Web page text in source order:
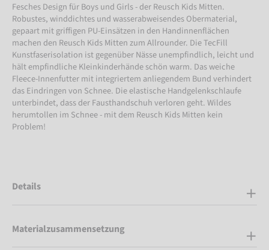
Fesches Design für Boys und Girls - der Reusch Kids Mitten.
Robustes, winddichtes und wasserabweisendes Obermaterial,
gepaart mit griffigen PU-Einsätzen in den Handinnenflächen
machen den Reusch Kids Mitten zum Allrounder. Die TecFill
Kunstfaserisolation ist gegenüber Nässe unempfindlich, leicht und
hält empfindliche Kleinkinderhände schön warm. Das weiche
Fleece-Innenfutter mit integriertem anliegendem Bund verhindert
das Eindringen von Schnee. Die elastische Handgelenkschlaufe
unterbindet, dass der Fausthandschuh verloren geht. Wildes
herumtollen im Schnee - mit dem Reusch Kids Mitten kein
Problem!
Details
Materialzusammensetzung